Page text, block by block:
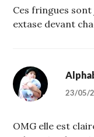
Ces fringues sont
extase devant
23/05/
OMG elle est